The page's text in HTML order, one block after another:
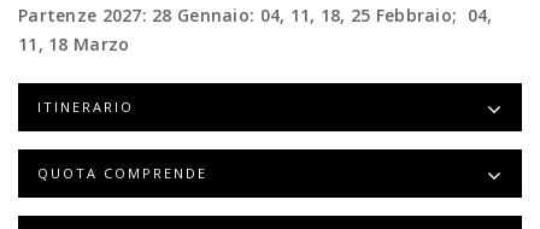
Partenze 2027: 28 Gennaio: 04, 11, 18, 25 Febbraio; 04,
11, 18 Marzo
ITINERARIO
QUOTA COMPRENDE